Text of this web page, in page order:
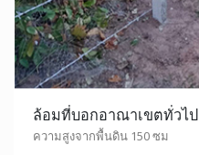
ล้อมที่บอกอาณาเขตทั่วไป
ความสูงจากพื้นดิน 150 ซม